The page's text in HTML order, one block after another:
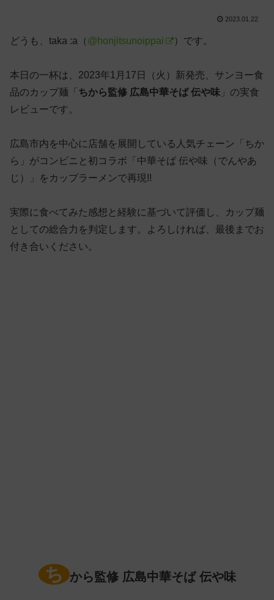
2023.01.22
どうも、taka :a（ @honjitsunoippai ）です。
本日の一杯は、2023年1月17日（火）新発売、サンヨー食
品のカップ麺「 ちから監修 広島中華そば 伝や味 」の実食
レビューです。
広島市内を中心に店舗を展開している人気チェーン「ちか
ら」がコンビニと初コラボ「中華そば 伝や味（でんやあ
じ）」をカップラーメンで再現!!
実際に食べてみた感想と経験に基づいて評価し、カップ麺
としての総合力を判定します。よろしければ、最後までお
付き合いください。
ち から監修 広島中華そば 伝や味